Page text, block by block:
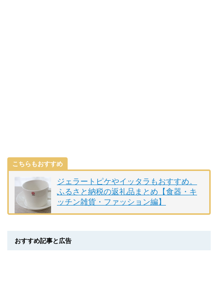
こちらもおすすめ
ジェラートピケやイッタラもおすすめ。
ふるさと納税の返礼品まとめ【食器・キ
ッチン雑貨・ファッション編】
おすすめ記事と広告